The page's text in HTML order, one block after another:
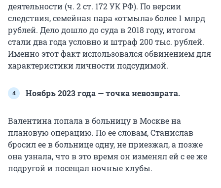
деятельности (ч. 2 ст. 172 УК РФ). По версии
следствия, семейная пара «отмыла» более 1 млрд
рублей. Дело дошло до суда в 2018 году, итогом
стали два года условно и штраф 200 тыс. рублей.
Именно этот факт использовался обвинением для
характеристики личности подсудимой.
Ноябрь 2023 года — точка невозврата.
Валентина попала в больницу в Москве на
плановую операцию. По ее словам, Станислав
бросил ее в больнице одну, не приезжал, а позже
она узнала, что в это время он изменял ей с ее же
подругой и посещал ночные клубы.